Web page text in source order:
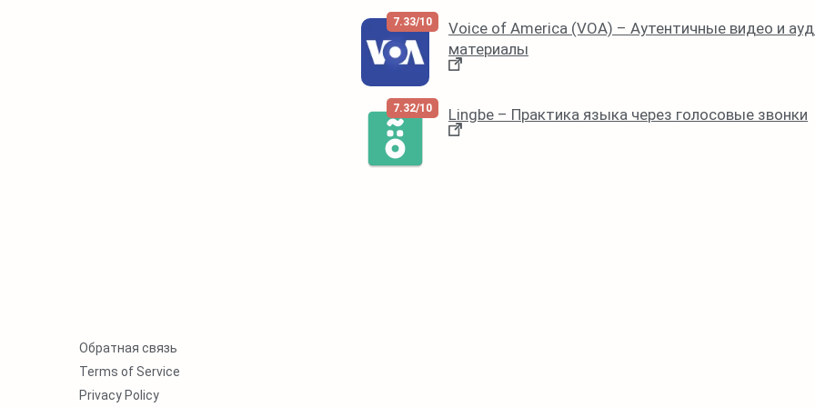
7.33/10
Voice of America (VOA) – Аутентичные видео и
материалы
7.32/10 Lingbe – Практика языка через голосовые звонки
Обратная связь
Terms of Service
Privacy Policy